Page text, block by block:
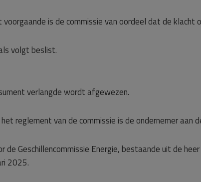
voorgaande is de commissie van oordeel dat de klacht
volgt beslist.
verlangde wordt afgewezen.
reglement van de commissie is de ondernemer aan
de Geschillencommissie Energie, bestaande uit de
2025.